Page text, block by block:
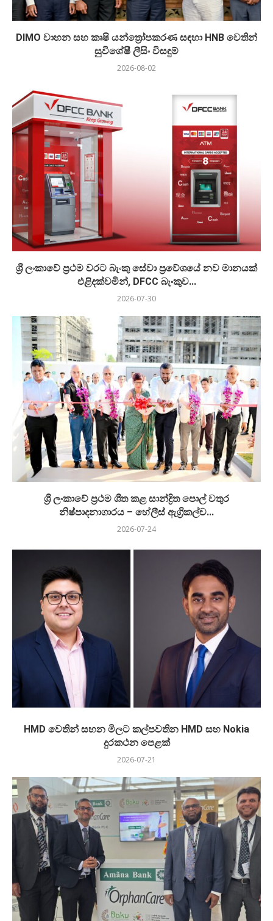
DIMO වාහන සහ කෘෂි යන්ත්‍රෝපකරණ සඳහා HNB වෙතින්
සුවිශේෂී ලීසිං විසඳුම්
2026-08-02
ශ්‍රී ලංකාවේ ප්‍රථම වරට බැංකු සේවා ප්‍රවේශයේ නව මානයක්
එළිදක්වමින්, DFCC බැංකුව...
2026-07-30
ශ්‍රී ලංකාවේ ප්‍රථම ශීත කළ සාන්ද්‍රිත පොල් වතුර
නිෂ්පාදනාගාරය – හේලීස් ඇග්‍රිකල්ච...
2026-07-24
HMD වෙතින් සහන මිලට කල්පවතින HMD සහ Nokia
දුරකථන පෙළක්
2026-07-21